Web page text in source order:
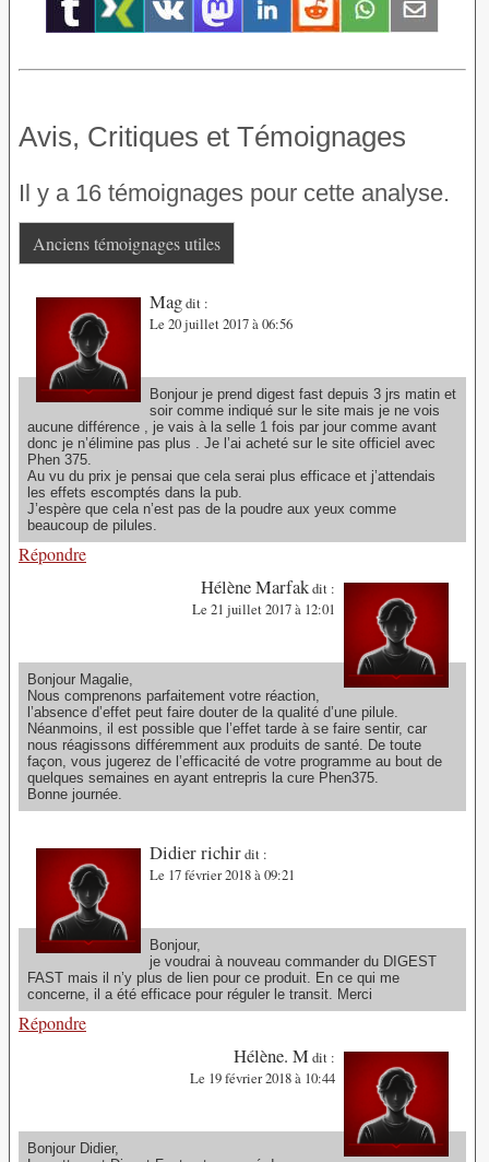
Avis, Critiques et Témoignages
Il y a 16 témoignages pour cette analyse.
Anciens témoignages utiles
Magdit :
Le 20 juillet 2017 à 06:56
Bonjour je prend digest fast depuis 3 jrs matin et
soir comme indiqué sur le site mais je ne vois
aucune différence , je vais à la selle 1 fois par jour comme avant
donc je n’élimine pas plus . Je l’ai acheté sur le site officiel avec
Phen 375.
Au vu du prix je pensai que cela serai plus efficace et j’attendais
les effets escomptés dans la pub.
J’espère que cela n’est pas de la poudre aux yeux comme
beaucoup de pilules.
Répondre
Hélène Marfakdit :
Le 21 juillet 2017 à 12:01
Bonjour Magalie,
Nous comprenons parfaitement votre réaction,
l’absence d’effet peut faire douter de la qualité d’une pilule.
Néanmoins, il est possible que l’effet tarde à se faire sentir, car
nous réagissons différemment aux produits de santé. De toute
façon, vous jugerez de l’efficacité de votre programme au bout de
quelques semaines en ayant entrepris la cure Phen375.
Bonne journée.
Didier richirdit :
Le 17 février 2018 à 09:21
Bonjour,
je voudrai à nouveau commander du DIGEST
FAST mais il n’y plus de lien pour ce produit. En ce qui me
concerne, il a été efficace pour réguler le transit. Merci
Répondre
Hélène. Mdit :
Le 19 février 2018 à 10:44
Bonjour Didier,